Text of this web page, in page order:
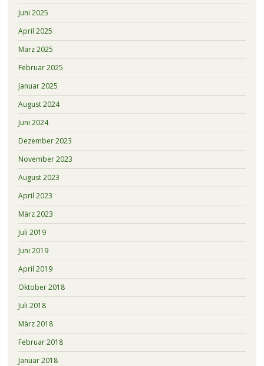
Juni 2025
April 2025
März 2025
Februar 2025
Januar 2025
August 2024
Juni 2024
Dezember 2023
November 2023
August 2023
April 2023
März 2023
Juli 2019
Juni 2019
April 2019
Oktober 2018
Juli 2018
März 2018
Februar 2018
Januar 2018